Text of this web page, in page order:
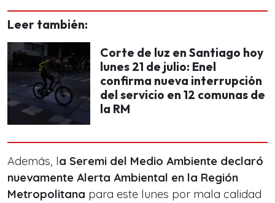
Leer también:
Corte de luz en Santiago hoy
lunes 21 de julio: Enel
confirma nueva interrupción
del servicio en 12 comunas de
la RM
Además, la Seremi del Medio Ambiente declaró
nuevamente Alerta Ambiental en la Región
Metropolitana para este lunes por mala calidad